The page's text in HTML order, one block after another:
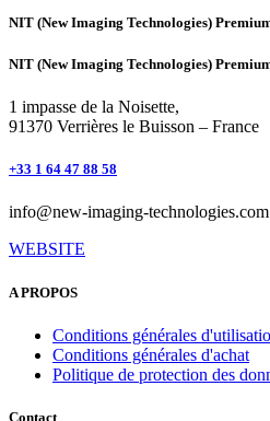
NIT (New Imaging Technologies)
NIT (New Imaging Technologies)
1 impasse de la Noisette,
91370 Verrières le Buisson – France
+33 1 64 47 88 58
info@new-imaging-technologies.com
WEBSITE
A PROPOS
Conditions générales
Conditions générales d'achat
Politique de protection des
Contact